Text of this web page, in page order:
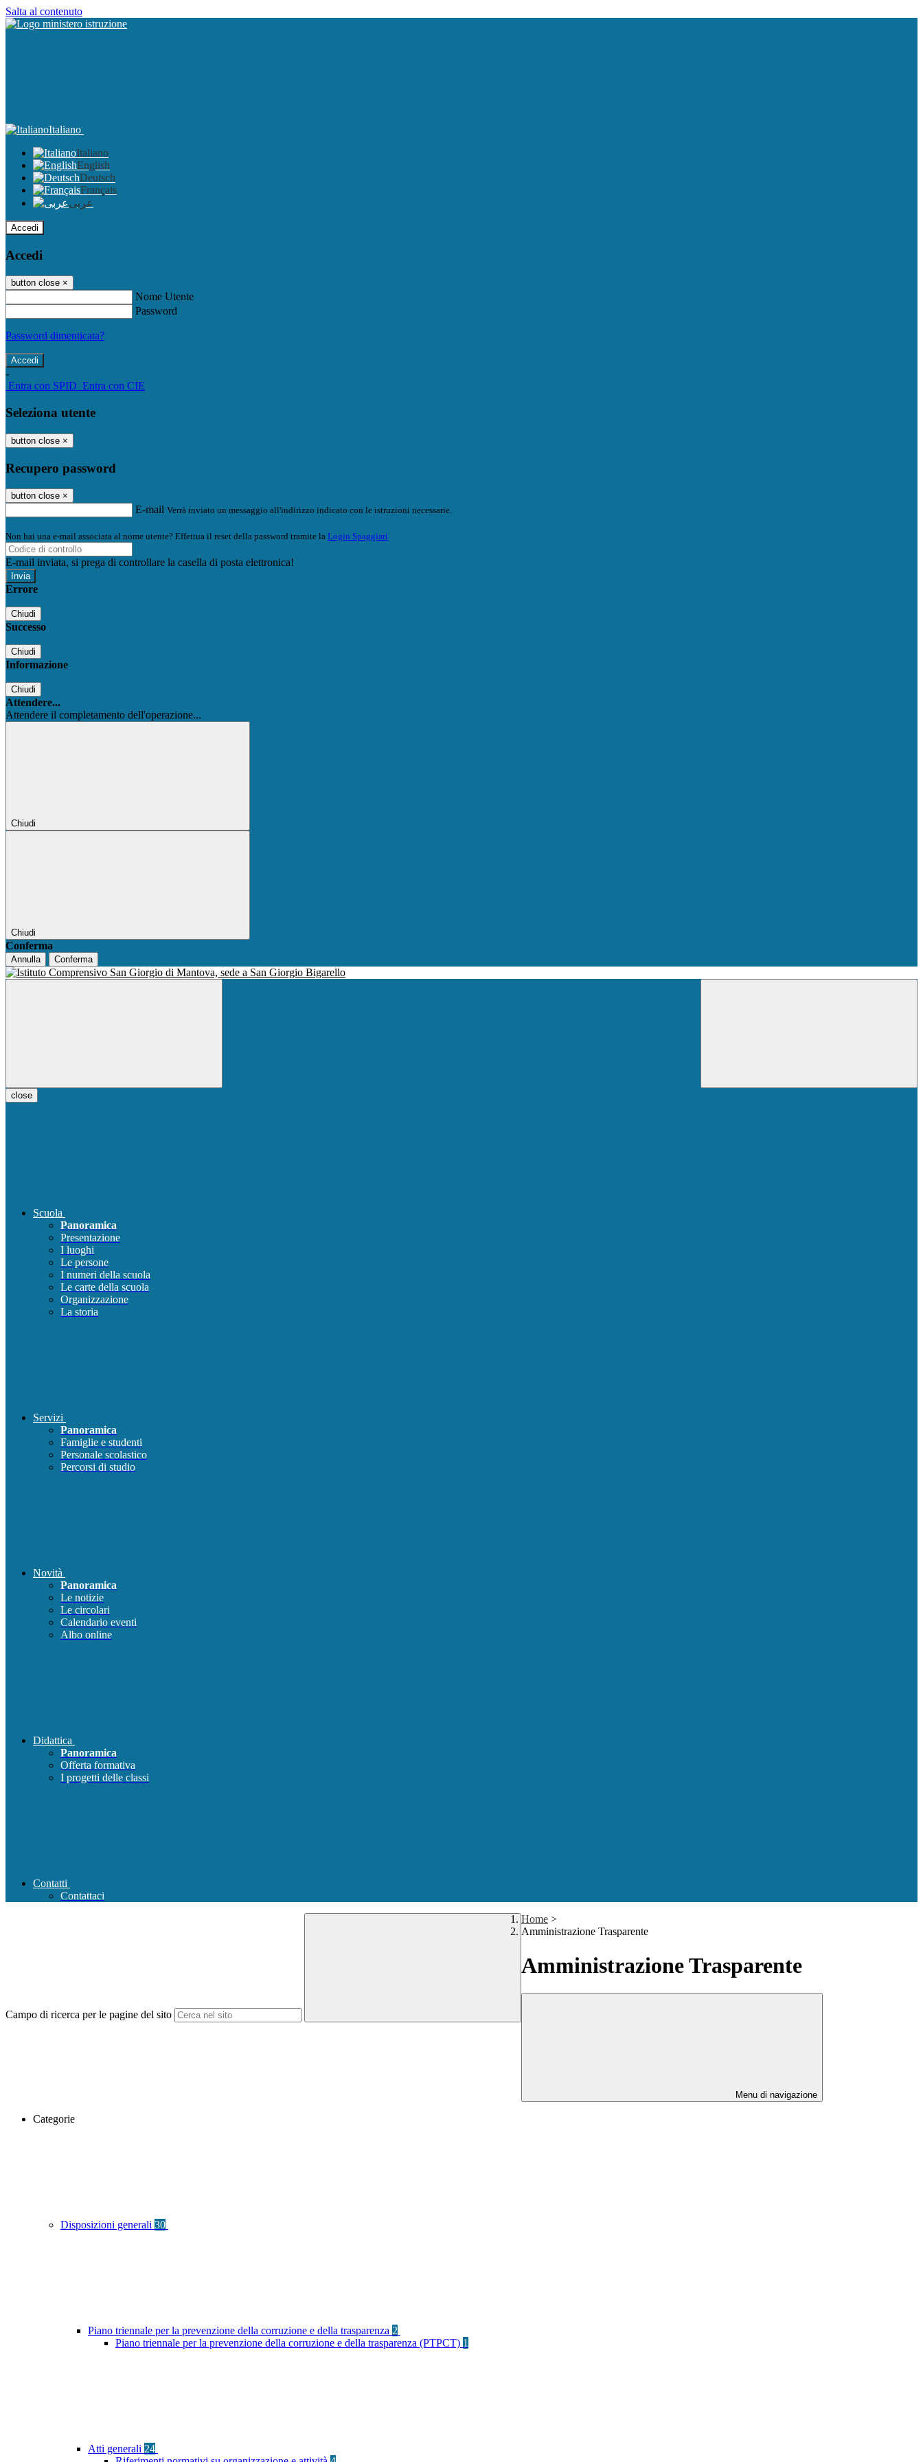
Salta al contenuto
Italiano
Italiano
English
Deutsch
Français
عربى
Accedi
Accedi
button close ×
Nome Utente
Password
Password dimenticata?
-
Entra con SPID Entra con CIE
Seleziona utente
button close ×
Recupero password
button close ×
E-mail Verrà inviato un messaggio all'indirizzo indicato con le istruzioni necessarie.
Non hai una e-mail associata al nome utente? Effettua il reset della password tramite la Login Spaggiari
E-mail inviata, si prega di controllare la casella di posta elettronica!
Errore
Chiudi
Successo
Chiudi
Informazione
Chiudi
Attendere...
Attendere il completamento dell'operazione...
Chiudi
Chiudi
Conferma
Annulla Conferma
close
Scuola
Panoramica
Presentazione
I luoghi
Le persone
I numeri della scuola
Le carte della scuola
Organizzazione
La storia
Servizi
Panoramica
Famiglie e studenti
Personale scolastico
Percorsi di studio
Novità
Panoramica
Le notizie
Le circolari
Calendario eventi
Albo online
Didattica
Panoramica
Offerta formativa
I progetti delle classi
Contatti
Contattaci
Campo di ricerca per le pagine del sito
Home >
Amministrazione Trasparente
Amministrazione Trasparente
Menu di navigazione
Categorie
Disposizioni generali 30
Piano triennale per la prevenzione della corruzione e della trasparenza 2
Piano triennale per la prevenzione della corruzione e della trasparenza (PTPCT) 1
Atti generali 24